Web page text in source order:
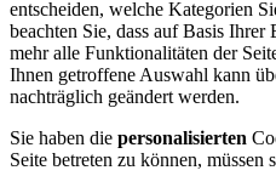
entscheiden, welche Kategorien
beachten Sie, dass auf Basis
mehr alle Funktionalitäten der
Ihnen getroffene Auswahl kann
nachträglich geändert werden.
Sie haben die personalisierten
Seite betreten zu können, müssen